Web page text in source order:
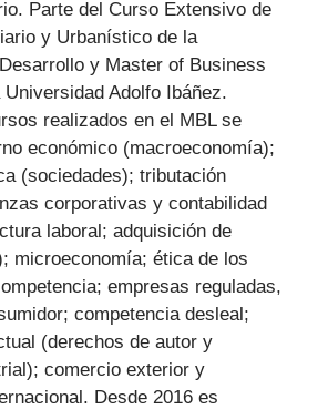
Parte del Curso Extensivo de
y Urbanístico de la
y Master of Business
Adolfo Ibáñez.
realizados en el MBL se
económico (macroeconomía);
(sociedades); tributación
corporativas y contabilidad
laboral; adquisición de
microeconomía; ética de los
empresas reguladas,
competencia desleal;
(derechos de autor y
comercio exterior y
Desde 2016 es